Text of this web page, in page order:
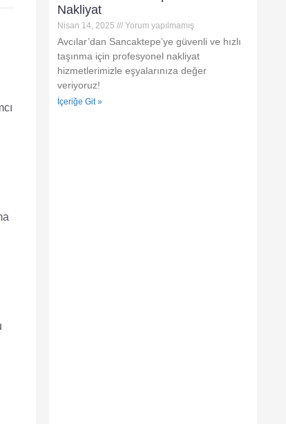
Nakliyat
Nisan 14, 2025 Yorum yapılmamış
Avcılar’dan Sancaktepe’ye güvenli ve hızlı
taşınma için profesyonel nakliyat
hizmetlerimizle eşyalarınıza değer
veriyoruz!
İçeriğe Git »